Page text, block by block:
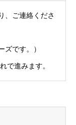
、ご連絡くださ
ズです。）
で進みます。